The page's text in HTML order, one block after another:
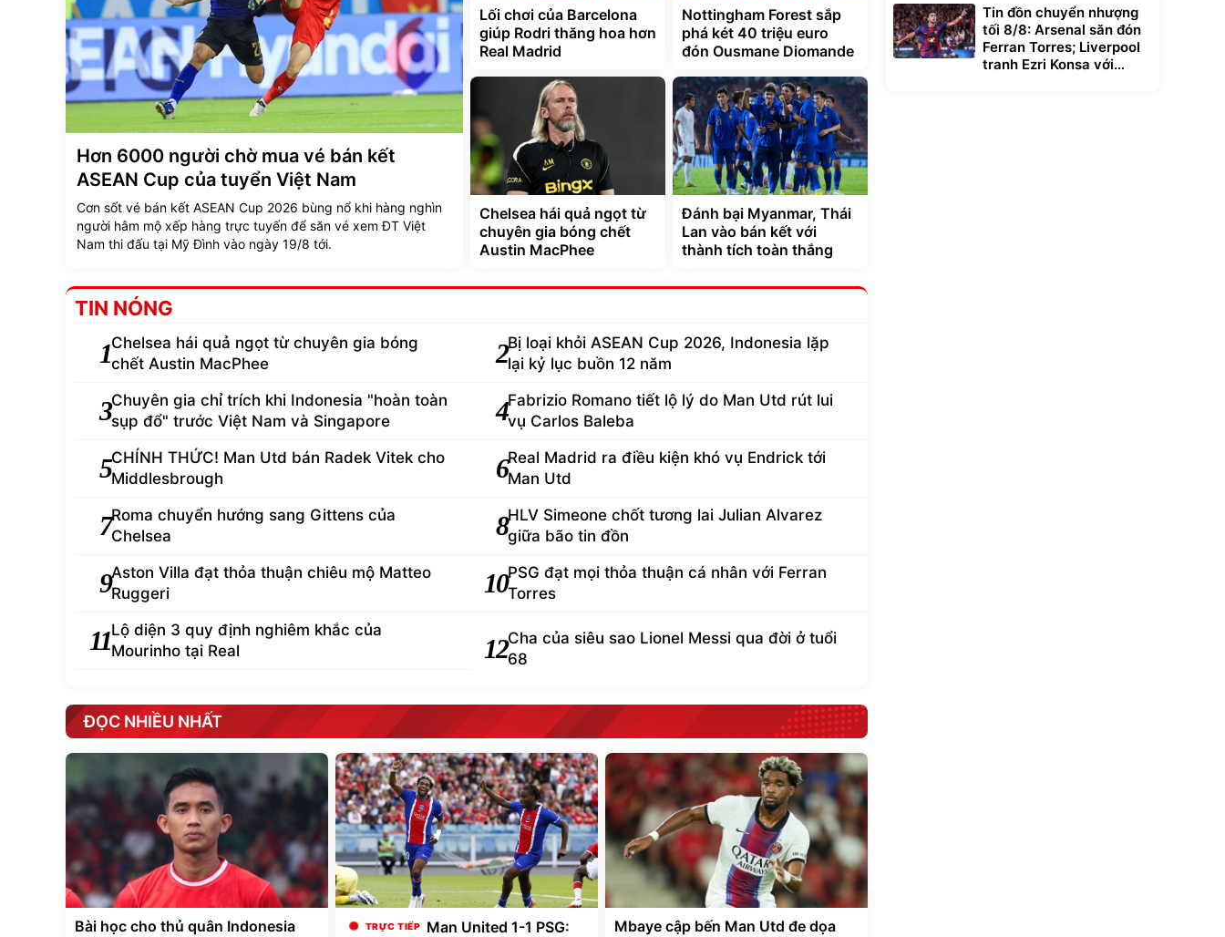
Hơn 6000 người chờ mua vé bán kết
ASEAN Cup của tuyển Việt Nam
Cơn sốt vé bán kết ASEAN Cup 2026 bùng nổ khi hàng nghìn
người hâm mộ xếp hàng trực tuyến để săn vé xem ĐT Việt
Nam thi đấu tại Mỹ Đình vào ngày 19/8 tới.
Lối chơi của Barcelona
giúp Rodri thăng hoa hơn
Real Madrid
Nottingham Forest sắp
phá két 40 triệu euro
đón Ousmane Diomande
Chelsea hái quả ngọt từ
chuyên gia bóng chết
Austin MacPhee
Đánh bại Myanmar, Thái
Lan vào bán kết với
thành tích toàn thắng
TIN NÓNG
1Chelsea hái quả ngọt từ chuyên gia bóng
chết Austin MacPhee
2Bị loại khỏi ASEAN Cup 2026, Indonesia lặp
lại kỷ lục buồn 12 năm
3Chuyên gia chỉ trích khi Indonesia "hoàn toàn
sụp đổ" trước Việt Nam và Singapore
4Fabrizio Romano tiết lộ lý do Man Utd rút lui
vụ Carlos Baleba
5CHÍNH THỨC! Man Utd bán Radek Vitek cho
Middlesbrough
6Real Madrid ra điều kiện khó vụ Endrick tới
Man Utd
7Roma chuyển hướng sang Gittens của
Chelsea
8HLV Simeone chốt tương lai Julian Alvarez
giữa bão tin đồn
9Aston Villa đạt thỏa thuận chiêu mộ Matteo
Ruggeri
10PSG đạt mọi thỏa thuận cá nhân với Ferran
Torres
11Lộ diện 3 quy định nghiêm khắc của
Mourinho tại Real
12Cha của siêu sao Lionel Messi qua đời ở tuổi
68
ĐỌC NHIỀU NHẤT
Bài học cho thủ quân Indonesia
Man United 1-1 PSG:
Mbaye cập bến Man Utd đe dọa
Tin đồn chuyển nhượng
tối 8/8: Arsenal săn đón
Ferran Torres; Liverpool
tranh Ezri Konsa với